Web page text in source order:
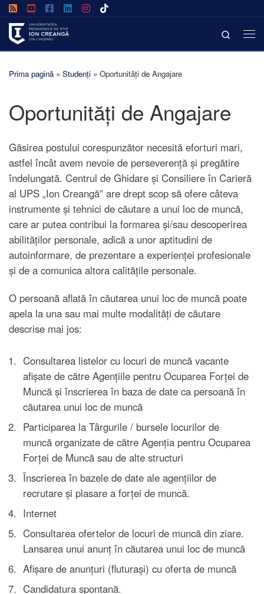
Search
Prima pagină » Studenți » Oportunități de Angajare
Oportunități de Angajare
Găsirea postului corespunzător necesită eforturi mari,
astfel încât avem nevoie de perseverenţă şi pregătire
îndelungată. Centrul de Ghidare și Consiliere în Carieră
al UPS „Ion Creangă” are drept scop să ofere câteva
instrumente şi tehnici de căutare a unui loc de muncă,
care ar putea contribui la formarea şi/sau descoperirea
abilităţilor personale, adică a unor aptitudini de
autoinformare, de prezentare a experienţei profesionale
şi de a comunica altora calităţile personale.
O persoană aflată în căutarea unui loc de muncă poate
apela la una sau mai multe modalităţi de căutare
descrise mai jos:
Consultarea listelor cu locuri de muncă vacante
afişate de către Agenţiile pentru Ocuparea Forţei de
Muncă şi înscrierea în baza de date ca persoană în
căutarea unui loc de muncă
Participarea la Târgurile / bursele locurilor de
muncă organizate de către Agenţia pentru Ocuparea
Forţei de Muncă sau de alte structuri
Înscrierea în bazele de date ale agenţiilor de
recrutare şi plasare a forţei de muncă.
Internet
Consultarea ofertelor de locuri de muncă din ziare.
Lansarea unui anunţ în căutarea unui loc de muncă
Afişare de anunţuri (fluturaşi) cu oferta de muncă
Candidatura spontană.